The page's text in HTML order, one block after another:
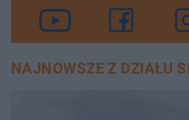
NAJNOWSZE Z DZIAŁU